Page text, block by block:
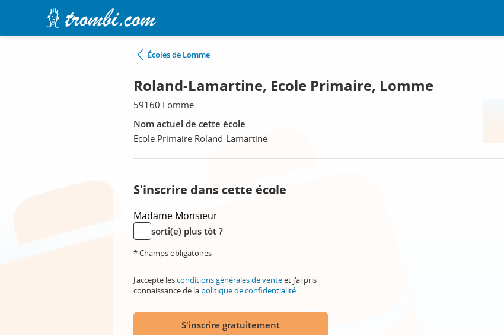
Écoles de Lomme
Roland-Lamartine, Ecole Primaire, Lomme
59160 Lomme
Nom actuel de cette école
Ecole Primaire Roland-Lamartine
S'inscrire dans cette école
Madame Monsieur
sorti(e) plus tôt ?
* Champs obligatoires
J'accepte lesconditions générales de venteet j'ai pris
connaissance de la politique de confidentialité.
S'inscrire gratuitement